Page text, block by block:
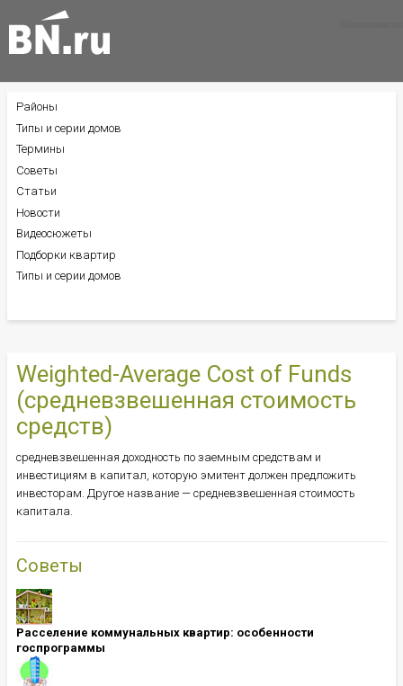
Weighted-Average Cost of Funds
(средневзвешенная стоимость
средств)
средневзвешенная доходность по заемным средствам и
инвестициям в капитал, которую эмитент должен предложить
инвесторам. Другое название — средневзвешенная стоимость
капитала.
Советы
Расселение коммунальных квартир: особенности
госпрограммы
БОКОВОЕ
МЕНЮ
Районы
Типы и серии домов
Термины
Советы
Статьи
Новости
Видеосюжеты
Подборки квартир
Типы и серии домов